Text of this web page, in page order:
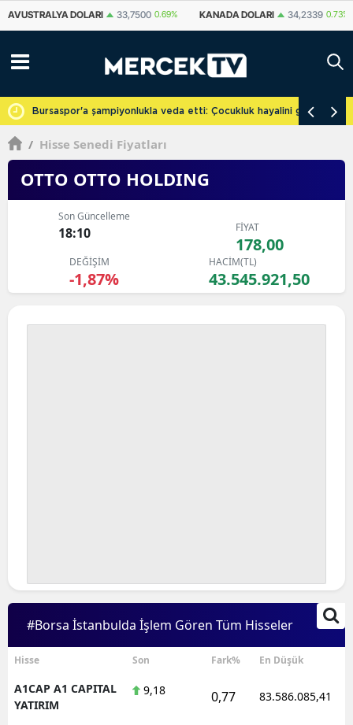
KANADA DOLARI 34,2339 0.73% İSVIÇRE FRANKI 59,1179 0.82%
Bursaspor'a şampiyonlukla veda etti: Çocukluk hayalini
/ Hisse Senedi Fiyatları
OTTO OTTO HOLDING
Son Güncelleme
18:10 FİYAT
178,00
DEĞİŞİM
-1,87%
HACİM(TL)
43.545.921,50
#Borsa İstanbulda İşlem Gören Tüm Hisseler
Hisse Son Fark% En Düşük
A1CAP A1 CAPITAL
YATIRIM
9,18 0,77 83.586.085,41